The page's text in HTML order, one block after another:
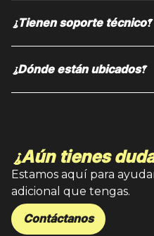
¿Tienen soporte técnico?
¿Dónde están ubicados?
¿Aún tienes
Estamos aquí para
adicional que tengas.
Contáctanos